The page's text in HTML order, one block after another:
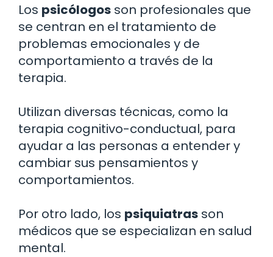
Los psicólogos son profesionales que
se centran en el tratamiento de
problemas emocionales y de
comportamiento a través de la
terapia.
Utilizan diversas técnicas, como la
terapia cognitivo-conductual, para
ayudar a las personas a entender y
cambiar sus pensamientos y
comportamientos.
Por otro lado, los psiquiatras son
médicos que se especializan en salud
mental.